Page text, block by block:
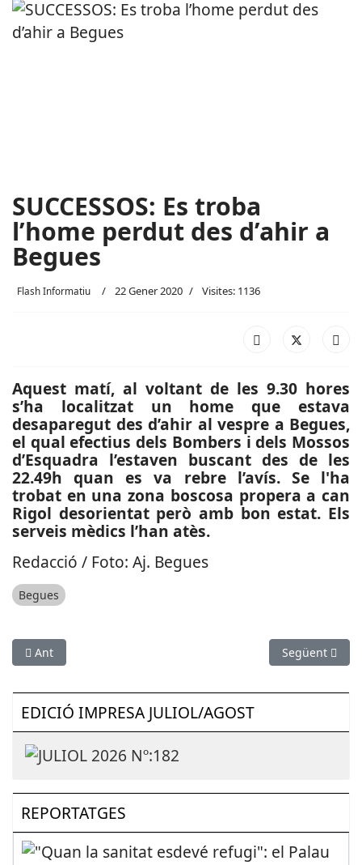
SUCCESSOS: Es troba
l’home perdut des d’ahir a
Begues
Flash Informatiu 22 Gener 2020 Visites: 1136
Aquest matí, al voltant de les 9.30 hores
s’ha localitzat un home que estava
desaparegut des d’ahir al vespre a Begues,
el qual efectius dels Bombers i dels Mossos
d’Esquadra l’estaven buscant des de les
22.49h quan es va rebre l’avís. Se l'ha
trobat en una zona boscosa propera a can
Rigol desorientat però amb bon estat. Els
serveis mèdics l’han atès.
Redacció / Foto: Aj. Begues
Begues
Article anterior: CULTURA: Sant Boi crea racons de lectura
Ant Article
Següent
EDICIÓ IMPRESA JULIOL/AGOST
REPORTATGES